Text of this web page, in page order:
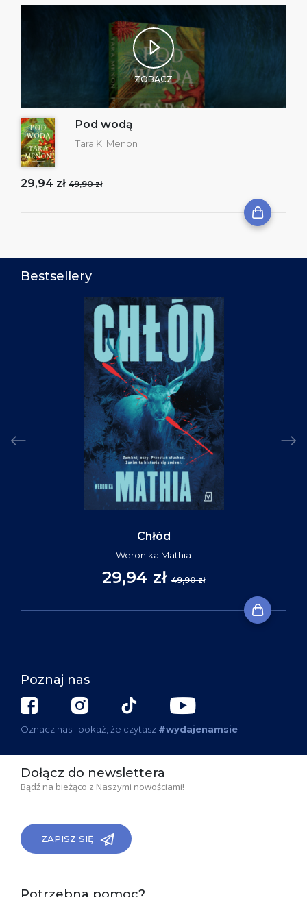
ZOBACZ
Pod wodą
Tara K. Menon
29,94 zł 49,90 zł
Bestsellery
Chłód
Weronika Mathia
29,94 zł 49,90 zł
Poznaj nas
Oznacz nas i pokaż, że czytasz #wydajenamsie
Dołącz do newslettera
Bądź na bieżąco z Naszymi nowościami!
ZAPISZ SIĘ